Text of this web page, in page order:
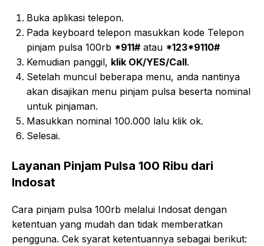
Buka aplikasi telepon.
Pada keyboard telepon masukkan kode Telepon
pinjam pulsa 100rb *911#atau *123*9110#
Kemudian panggil, klik OK/YES/Call.
Setelah muncul beberapa menu, anda nantinya
akan disajikan menu pinjam pulsa beserta nominal
untuk pinjaman.
Masukkan nominal 100.000 lalu klik ok.
Selesai.
Layanan Pinjam Pulsa 100 Ribu dari
Indosat
Cara pinjam pulsa 100rb melalui Indosat dengan
ketentuan yang mudah dan tidak memberatkan
pengguna. Cek syarat ketentuannya sebagai berikut: